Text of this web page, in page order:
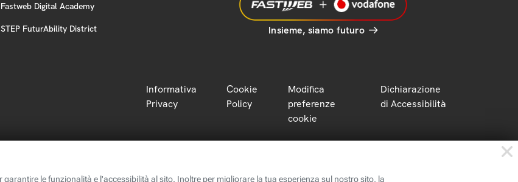
Fastweb Digital Academy
STEP FuturAbility District Insieme, siamo futuro
Informativa
Privacy
Cookie
Policy
Modifica
preferenze
cookie
Dichiarazione
di Accessibilità